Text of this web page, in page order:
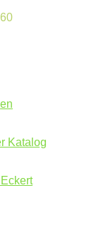
Katalog